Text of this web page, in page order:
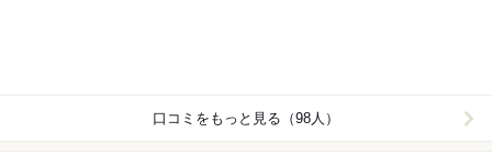
口コミをもっと見る（98人）